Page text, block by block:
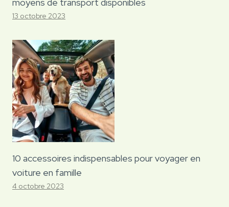
13 octobre 2023
10 accessoires indispensables pour voyager en
voiture en famille
4 octobre 2023